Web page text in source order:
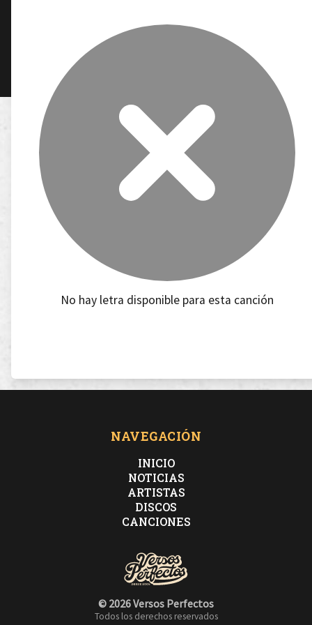
No hay letra disponible para esta canción
NAVEGACIÓN
INICIO
NOTICIAS
ARTISTAS
DISCOS
CANCIONES
© 2026 Versos Perfectos
Todos los derechos reservados